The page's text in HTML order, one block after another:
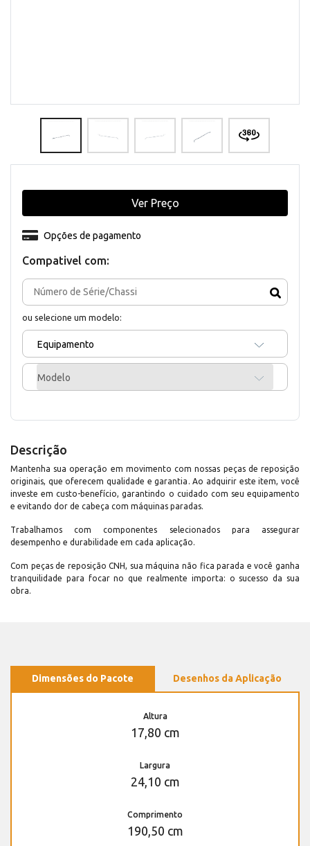
Compativel com:
ou selecione um modelo:
Equipamento
Modelo
Opções de pagamento
Ver Preço
Descrição
Mantenha sua operação em movimento com nossas peças de reposição
originais, que oferecem qualidade e garantia. Ao adquirir este item, você
investe em custo-benefício, garantindo o cuidado com seu equipamento
e evitando dor de cabeça com máquinas paradas.
Trabalhamos com componentes selecionados para assegurar
desempenho e durabilidade em cada aplicação.
Com peças de reposição CNH, sua máquina não fica parada e você ganha
tranquilidade para focar no que realmente importa: o sucesso da sua
obra.
Dimensões do Pacote Desenhos da Aplicação
Altura
17,80 cm
Largura
24,10 cm
Comprimento
190,50 cm